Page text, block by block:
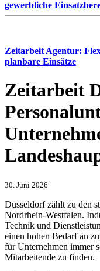
gewerbliche
Zeitarbeit Agentur:
planbare Einsätze
Zeitarbeit
30. Juni 2026
Düsseldorf zählt zu den
Nordrhein-Westfalen.
Technik und
einen hohen Bedarf an
für Unternehmen immer
Mitarbeitende zu finden.